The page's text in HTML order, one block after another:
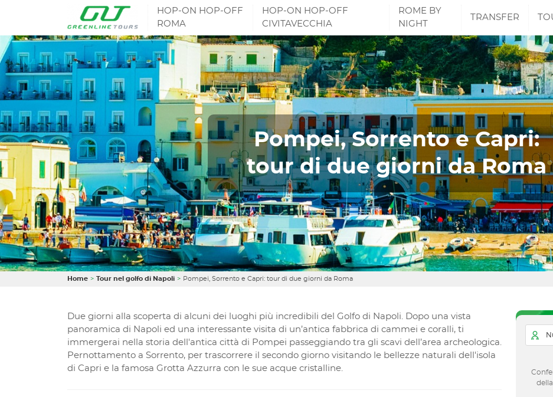
HOP-ON HOP-OFF
ROMA
HOP-ON HOP-OFF
CIVITAVECCHIA
ROME BY
NIGHT
TRANSFER
Pompei, Sorrento e Capri:
tour di due giorni da Roma
Home Tour nel golfo di Napoli Pompei, Sorrento e Capri: tour di due giorni da Roma
Due giorni alla scoperta di alcuni dei luoghi più incredibili del Golfo di Napoli. Dopo una vista
panoramica di Napoli ed una interessante visita di un’antica fabbrica di cammei e coralli, ti
immergerai nella storia dell'antica città di Pompei passeggiando tra gli scavi dell’area archeologica.
Pernottamento a Sorrento, per trascorrere il secondo giorno visitando le bellezze naturali dell'isola
di Capri e la famosa Grotta Azzurra con le sue acque cristalline.